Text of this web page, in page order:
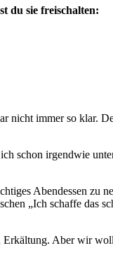
du sie freischalten:
nicht immer so klar.
schon irgendwie
Abendessen zu
„Ich schaffe das
Erkältung. Aber wir